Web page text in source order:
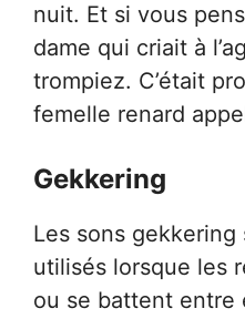
nuit. Et si vous
dame qui criait à
trompiez. C’était
femelle renard
Gekkering
Les sons
utilisés lorsque les
ou se battent entre